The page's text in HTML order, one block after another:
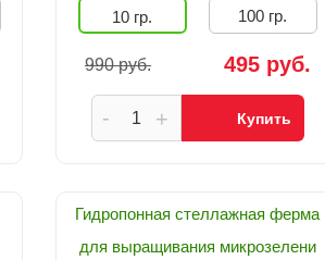
10 гр. 100 гр.
990 руб. 495 руб.
+
- Купить
Гидропонная стеллажная ферма
для выращивания микрозелени